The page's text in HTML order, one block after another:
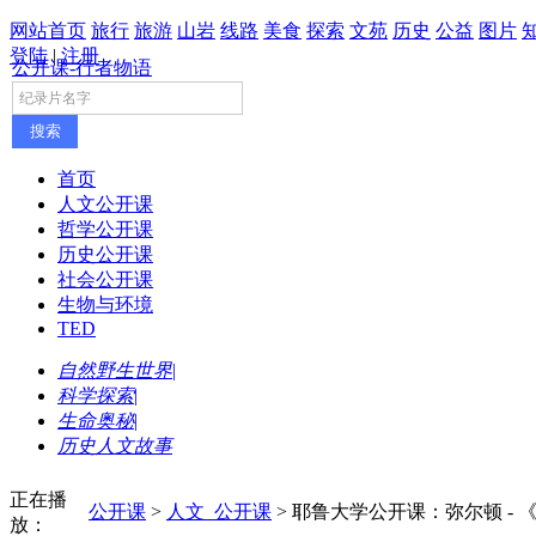
网站首页 旅行 旅游 山岩 线路 美食 探索 文苑 历史 公益 图片
登陆 | 注册
公开课-行者物语
首页
人文公开课
哲学公开课
历史公开课
社会公开课
生物与环境
TED
自然野生世界|
科学探索|
生命奥秘|
历史人文故事
正在播
放：
公开课 > 人文_公开课 > 耶鲁大学公开课：弥尔顿 -